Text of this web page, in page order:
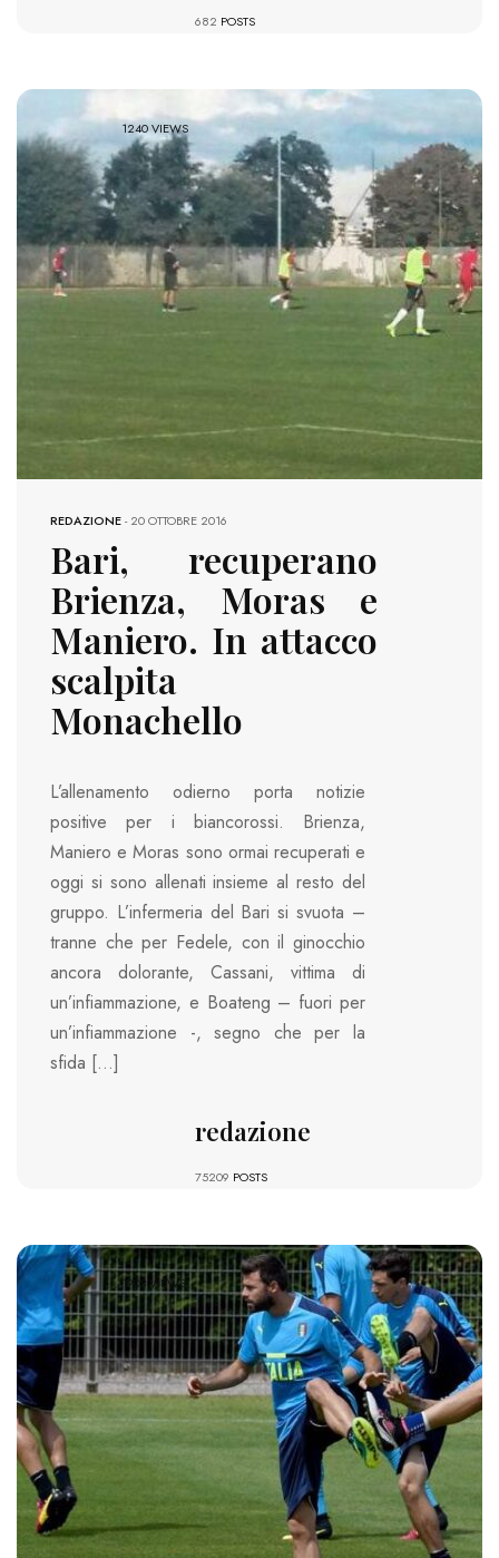
682 POSTS
1240 VIEWS
REDAZIONE-20 OTTOBRE 2016
Bari, recuperano
Brienza, Moras e
Maniero. In attacco
scalpita
Monachello
L’allenamento odierno porta notizie
positive per i biancorossi. Brienza,
Maniero e Moras sono ormai recuperati e
oggi si sono allenati insieme al resto del
gruppo. L’infermeria del Bari si svuota –
tranne che per Fedele, con il ginocchio
ancora dolorante, Cassani, vittima di
un’infiammazione, e Boateng – fuori per
un’infiammazione -, segno che per la
sfida […]
redazione
75209 POSTS
1903 VIEWS